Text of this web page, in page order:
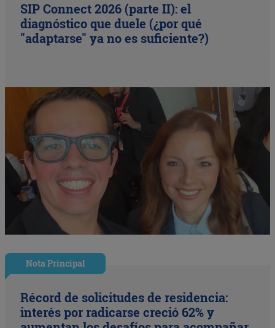
SIP Connect 2026 (parte II): el
diagnóstico que duele (¿por qué
"adaptarse" ya no es suficiente?)
Nota Principal
Récord de solicitudes de residencia:
interés por radicarse creció 62% y